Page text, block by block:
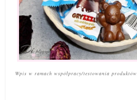
Wpis w ramach współpracy/testowania produktów.